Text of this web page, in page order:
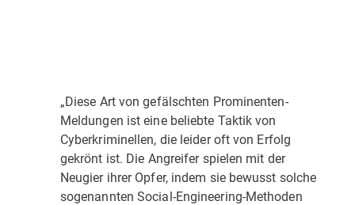
„Diese Art von gefälschten Prominenten-
Meldungen ist eine beliebte Taktik von
Cyberkriminellen, die leider oft von Erfolg
gekrönt ist. Die Angreifer spielen mit der
Neugier ihrer Opfer, indem sie bewusst solche
sogenannten Social-Engineering-Methoden